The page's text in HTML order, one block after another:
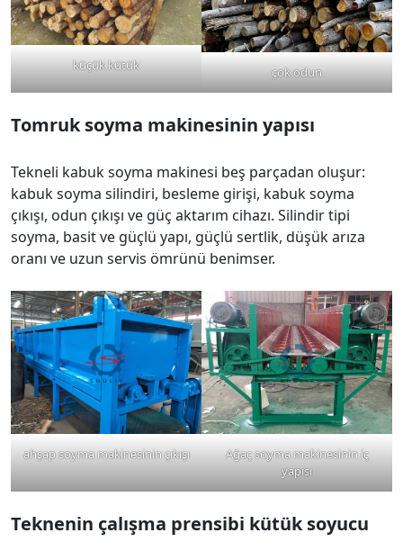
küçük kütük çok odun
Tomruk soyma makinesinin yapısı
Tekneli kabuk soyma makinesi beş parçadan oluşur:
kabuk soyma silindiri, besleme girişi, kabuk soyma
çıkışı, odun çıkışı ve güç aktarım cihazı. Silindir tipi
soyma, basit ve güçlü yapı, güçlü sertlik, düşük arıza
oranı ve uzun servis ömrünü benimser.
ahşap soyma makinesinin çıkışı
Ağaç soyma makinesinin iç
yapısı
Teknenin çalışma prensibi kütük soyucu